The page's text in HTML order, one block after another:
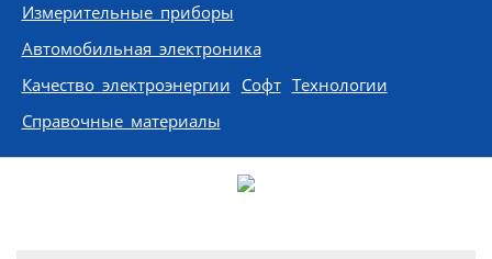
Измерительные приборы
Автомобильная электроника
Качество электроэнергии Софт Технологии
Справочные материалы